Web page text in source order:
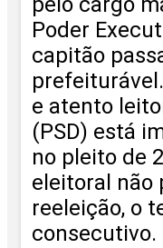
Poder
capitão
e atento
(PSD) está
no pleito de
eleitoral não
reeleição, o
consecutivo.